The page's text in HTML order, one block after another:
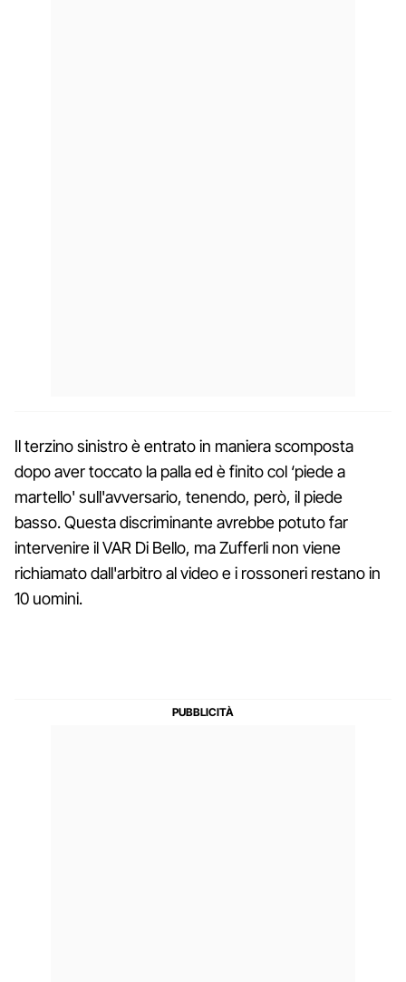
Il terzino sinistro è entrato in maniera scomposta
dopo aver toccato la palla ed è finito col ‘piede a
martello' sull'avversario, tenendo, però, il piede
basso. Questa discriminante avrebbe potuto far
intervenire il VAR Di Bello, ma Zufferli non viene
richiamato dall'arbitro al video e i rossoneri restano in
10 uomini.